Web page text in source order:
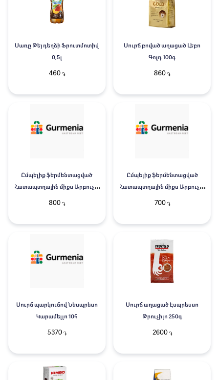
Սառը Թեյ դեղձի Ֆրուտմոտիվ
0,5լ
460֏
Սուրճ բոված աղացած Լեբո
Գոլդ 100գ
860 ֏
Ըմպելիք ֆերմենտացված
Հատապտղային միքս Արբուչա
0,33լ
800֏
Ըմպելիք ֆերմենտացված
Հատապտղային միքս Արբուչա
0,3լ
700֏
Սուրճ պարկուճով Նեսպրեսո
Կարամելլո 10հ
5370֏
Սուրճ աղացած Էսպրեսսո
Թրուչիլո 250գ
2600֏